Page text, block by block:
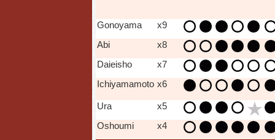
Gonoyama
x9
Abi
x8
Daieisho
x7
Ichiyamamoto x6
Ura
x5
Oshoumi
x4